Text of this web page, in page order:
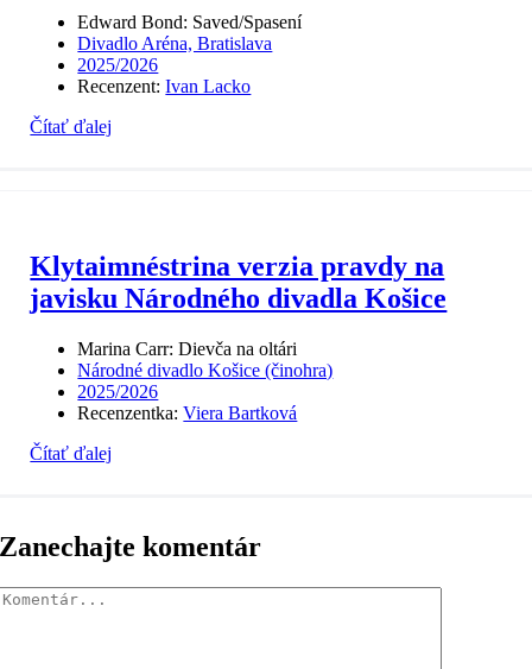
Edward Bond: Saved/Spasení
Divadlo Aréna, Bratislava
2025/2026
Recenzent:Ivan Lacko
Čítať ďalej
Klytaimnéstrina verzia pravdy na
javisku Národného divadla Košice
Marina Carr: Dievča na oltári
Národné divadlo Košice (činohra)
2025/2026
Recenzentka:Viera Bartková
Čítať ďalej
Zanechajte komentár